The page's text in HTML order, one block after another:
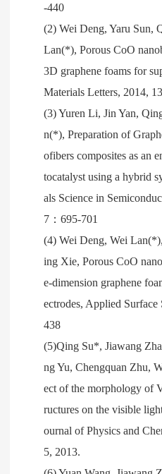
-440
(2) Wei Deng, Yaru Sun,
Lan(*), Porous CoO
3D graphene foams for
Materials Letters, 2014,
(3) Yuren Li, Jin Yan,
n(*), Preparation of
ofibers composites as an
tocatalyst using a hybrid
als Science in
7：695-701
(4) Wei Deng, Wei
ing Xie, Porous CoO
e-dimension graphene
ectrodes, Applied
438
(5)Qing Su*, Jiawang
ng Yu, Chengquan Zhu,
ect of the morphology of
ructures on the visible
ournal of Physics and
5, 2013.